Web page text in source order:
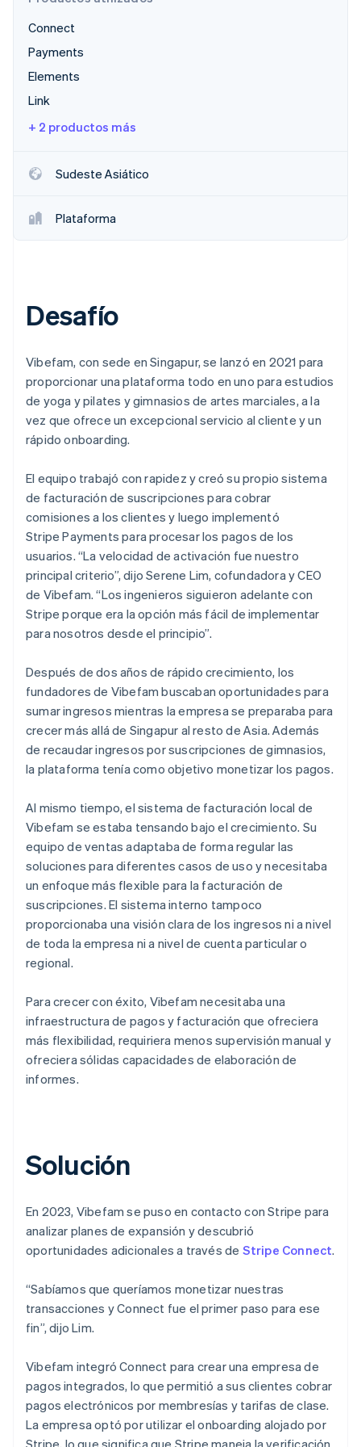
Sesiones de Stripe 2026
Connect
Payments
Elements
Link
+ 2 productos más
Sudeste Asiático
Plataforma
Desafío
Vibefam, con sede en Singapur, se lanzó en 2021 para
proporcionar una plataforma todo en uno para estudios
de yoga y pilates y gimnasios de artes marciales, a la
vez que ofrece un excepcional servicio al cliente y un
rápido onboarding.
El equipo trabajó con rapidez y creó su propio sistema
de facturación de suscripciones para cobrar
comisiones a los clientes y luego implementó
Stripe Payments para procesar los pagos de los
usuarios. “La velocidad de activación fue nuestro
principal criterio”, dijo Serene Lim, cofundadora y CEO
de Vibefam. “Los ingenieros siguieron adelante con
Stripe porque era la opción más fácil de implementar
para nosotros desde el principio”.
Después de dos años de rápido crecimiento, los
fundadores de Vibefam buscaban oportunidades para
sumar ingresos mientras la empresa se preparaba para
crecer más allá de Singapur al resto de Asia. Además
de recaudar ingresos por suscripciones de gimnasios,
la plataforma tenía como objetivo monetizar los pagos.
Al mismo tiempo, el sistema de facturación local de
Vibefam se estaba tensando bajo el crecimiento. Su
equipo de ventas adaptaba de forma regular las
soluciones para diferentes casos de uso y necesitaba
un enfoque más flexible para la facturación de
suscripciones. El sistema interno tampoco
proporcionaba una visión clara de los ingresos ni a nivel
de toda la empresa ni a nivel de cuenta particular o
regional.
Para crecer con éxito, Vibefam necesitaba una
infraestructura de pagos y facturación que ofreciera
más flexibilidad, requiriera menos supervisión manual y
ofreciera sólidas capacidades de elaboración de
informes.
Solución
En 2023, Vibefam se puso en contacto con Stripe para
analizar planes de expansión y descubrió
oportunidades adicionales a través de Stripe Connect.
“Sabíamos que queríamos monetizar nuestras
transacciones y Connect fue el primer paso para ese
fin”, dijo Lim.
Vibefam integró Connect para crear una empresa de
pagos integrados, lo que permitió a sus clientes cobrar
pagos electrónicos por membresías y tarifas de clase.
La empresa optó por utilizar el onboarding alojado por
Stripe, lo que significa que Stripe maneja la verificación